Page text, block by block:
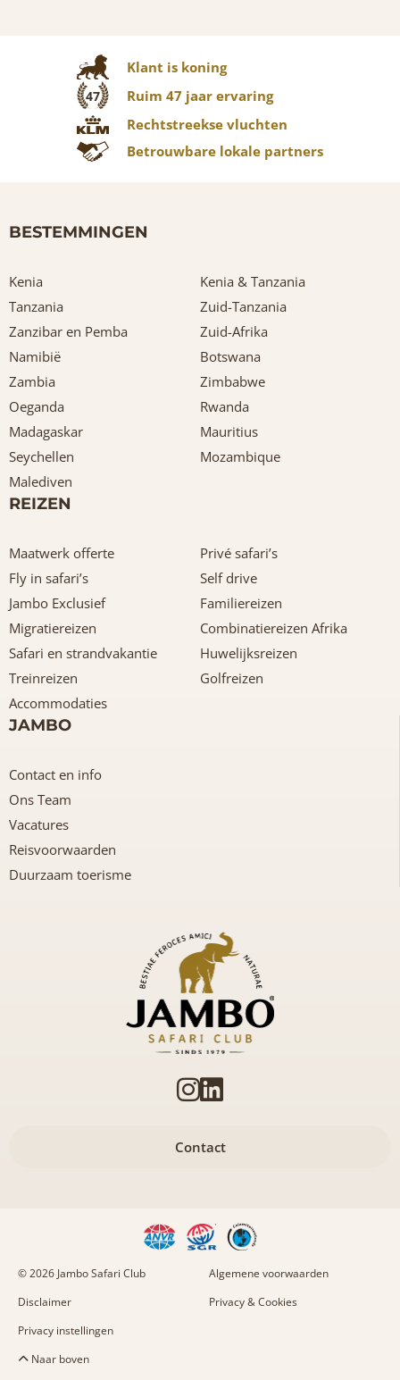
Klant is koning
47
Ruim 47 jaar ervaring
Rechtstreekse vluchten
Betrouwbare lokale partners
BESTEMMINGEN
Kenia
Kenia & Tanzania
Tanzania
Zuid-Tanzania
Zanzibar en Pemba
Zuid-Afrika
Namibië
Botswana
Zambia
Zimbabwe
Oeganda
Rwanda
Madagaskar
Mauritius
Seychellen
Mozambique
Malediven
REIZEN
Maatwerk offerte
Privé safari’s
Fly in safari’s
Self drive
Jambo Exclusief
Familiereizen
Migratiereizen
Combinatiereizen Afrika
Safari en strandvakantie
Huwelijksreizen
Treinreizen
Golfreizen
Accommodaties
JAMBO
Contact en info
Ons Team
Vacatures
Reisvoorwaarden
Duurzaam toerisme
Contact
© 2026 Jambo Safari Club
Algemene voorwaarden
Disclaimer
Privacy & Cookies
Privacy instellingen
Naar boven